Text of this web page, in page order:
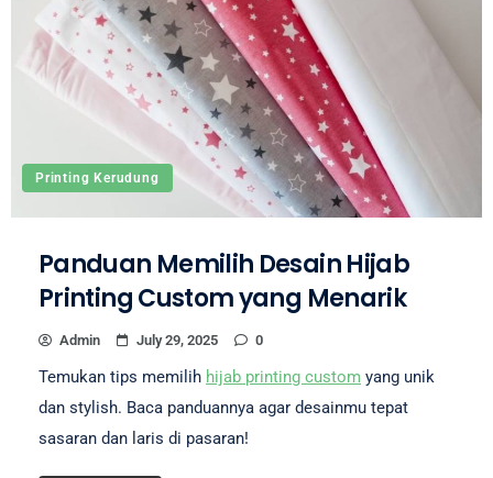
Printing Kerudung
Panduan Memilih Desain Hijab
Printing Custom yang Menarik
Admin July 29, 2025 0
Temukan tips memilih hijab printing custom yang unik
dan stylish. Baca panduannya agar desainmu tepat
sasaran dan laris di pasaran!